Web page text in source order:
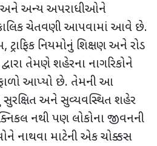
અને અન્ય અપરાધીઓને
ચેતવણી આપવામાં આવે છે.
, ટ્રાફિક નિયમોનું શિક્ષણ અને રોડ
તેમણે શહેરના નાગરિકોને
ફાળો આપ્યો છે. તેમની આ
અને સુવ્યવસ્થિત શહેર
નથી પણ લોકોના જીવનની
નાથવા માટેની એક ચોક્કસ